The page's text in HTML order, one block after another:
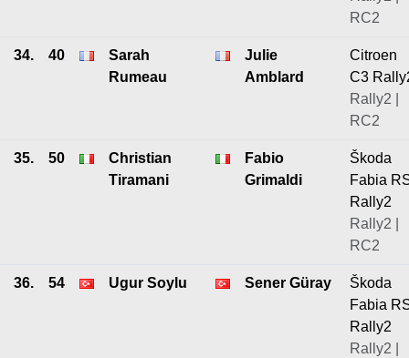
RC2
34. 40
Sarah
Rumeau
Julie
Amblard
Citroen
C3
Rally2 |
RC2
35. 50
Christian
Tiramani
Fabio
Grimaldi
Škoda
Fabia
Rally2
Rally2 |
RC2
36. 54 Ugur Soylu Sener Güray
Škoda
Fabia
Rally2
Rally2 |